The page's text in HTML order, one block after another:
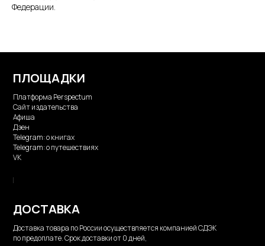
Федерации.
ПЛОЩАДКИ
Платформа Perspectum
Сайт издательства
Афиша
Дзен
Telegram: о книгах
Telegram: о путешествиях
VK
ДОСТАВКА
Доставка товара по России осуществляется компанией СДЭК
по предоплате. Срок доставки от 0 дней,